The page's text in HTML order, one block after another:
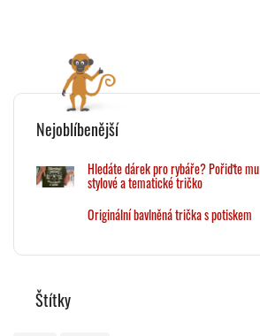
Nejoblíbenější
Hledáte dárek pro rybáře? Pořiďte mu
stylové a tematické tričko
Originální bavlněná trička s potiskem
Štítky